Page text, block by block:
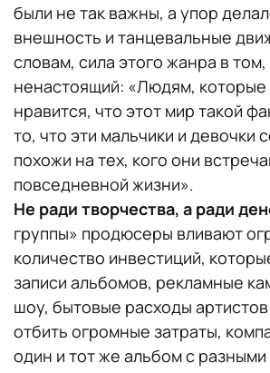
были не так важны, а упор
внешность и танцевальные
словам, сила этого жанра в том,
ненастоящий: «Людям, которые
нравится, что этот мир такой
то, что эти мальчики и девочки
похожи на тех, кого они
повседневной жизни».
Не ради творчества, а ради
группы» продюсеры вливают
количество инвестиций,
записи альбомов, рекламные
шоу, бытовые расходы
отбить огромные затраты,
один и тот же альбом с